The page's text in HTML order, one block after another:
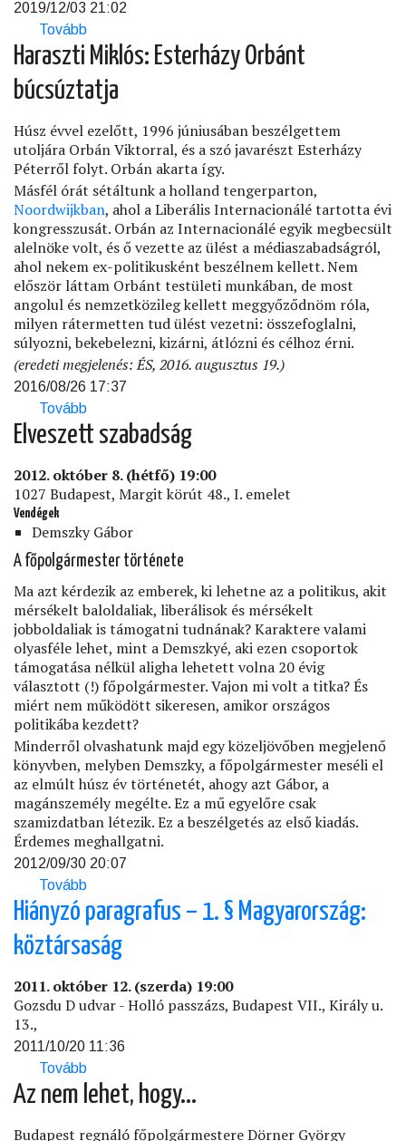
2019/12/03 21:02
Tovább
Kultúrmunkások)
Haraszti Miklós: Esterházy Orbánt
búcsúztatja
Húsz évvel ezelőtt, 1996 júniusában beszélgettem
utoljára Orbán Viktorral, és a szó javarészt Esterházy
Péterről folyt. Orbán akarta így.
Másfél órát sétáltunk a holland tengerparton,
Noordwijkban, ahol a Liberális Internacionálé tartotta évi
kongresszusát. Orbán az Internacionálé egyik megbecsült
alelnöke volt, és ő vezette az ülést a médiaszabadságról,
ahol nekem ex-politikusként beszélnem kellett. Nem
először láttam Orbánt testületi munkában, de most
angolul és nemzetközileg kellett meggyőződnöm róla,
milyen rátermetten tud ülést vezetni: összefoglalni,
súlyozni, bekebelezni, kizárni, átlózni és célhoz érni.
(eredeti megjelenés: ÉS, 2016. augusztus 19.)
2016/08/26 17:37
Tovább
Miklós:
Esterházy
búcsúztatja)
Elveszett szabadság
2012. október 8. (hétfő) 19:00
1027 Budapest, Margit körút 48., I. emelet
Vendégek
Demszky Gábor
A főpolgármester története
Ma azt kérdezik az emberek, ki lehetne az a politikus, akit
mérsékelt baloldaliak, liberálisok és mérsékelt
jobboldaliak is támogatni tudnának? Karaktere valami
olyasféle lehet, mint a Demszkyé, aki ezen csoportok
támogatása nélkül aligha lehetett volna 20 évig
választott (!) főpolgármester. Vajon mi volt a titka? És
miért nem működött sikeresen, amikor országos
politikába kezdett?
Minderről olvashatunk majd egy közeljövőben megjelenő
könyvben, melyben Demszky, a főpolgármester meséli el
az elmúlt húsz év történetét, ahogy azt Gábor, a
magánszemély megélte. Ez a mű egyelőre csak
szamizdatban létezik. Ez a beszélgetés az első kiadás.
Érdemes meghallgatni.
2012/09/30 20:07
Tovább
szabadság)
Hiányzó paragrafus – 1. § Magyarország:
köztársaság
2011. október 12. (szerda) 19:00
Gozsdu D udvar - Holló passzázs, Budapest VII., Király u.
13.,
2011/10/20 11:36
Tovább
paragrafus
–
Az nem lehet, hogy...
Budapest regnáló főpolgármestere Dörner György